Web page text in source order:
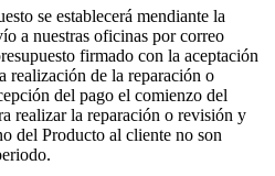
se establecerá mendiante la
a nuestras oficinas por correo
firmado con la aceptación
realización de la reparación o
del pago el comienzo del
realizar la reparación o revisión y
del Producto al cliente no son